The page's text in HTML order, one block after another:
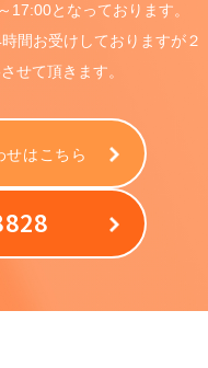
17:00となっております。
間お受けしておりますが２
せて頂きます。
せはこちら